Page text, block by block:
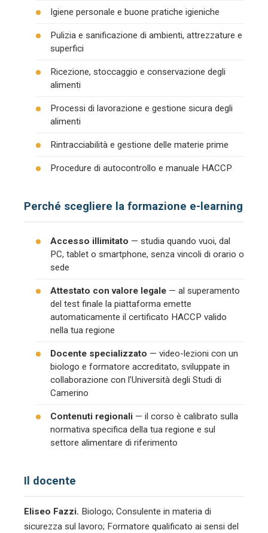
Igiene personale e buone pratiche igieniche
Pulizia e sanificazione di ambienti, attrezzature e
superfici
Ricezione, stoccaggio e conservazione degli
alimenti
Processi di lavorazione e gestione sicura degli
alimenti
Rintracciabilità e gestione delle materie prime
Procedure di autocontrollo e manuale HACCP
Perché scegliere la formazione e-learning
Accesso illimitato — studia quando vuoi, dal
PC, tablet o smartphone, senza vincoli di orario o
sede
Attestato con valore legale — al superamento
del test finale la piattaforma emette
automaticamente il certificato HACCP valido
nella tua regione
Docente specializzato — video-lezioni con un
biologo e formatore accreditato, sviluppate in
collaborazione con l’Università degli Studi di
Camerino
Contenuti regionali — il corso è calibrato sulla
normativa specifica della tua regione e sul
settore alimentare di riferimento
Il docente
Eliseo Fazzi. Biologo; Consulente in materia di
sicurezza sul lavoro; Formatore qualificato ai sensi del